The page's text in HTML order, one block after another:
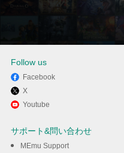
MEmuを使用
Follow us
Facebook
X
Youtube
サポート&問い合わせ
MEmu Support